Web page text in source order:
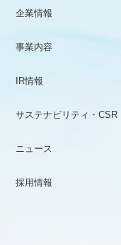
企業情報
事業内容
IR情報
サステナビリティ・CSR
ニュース
採用情報